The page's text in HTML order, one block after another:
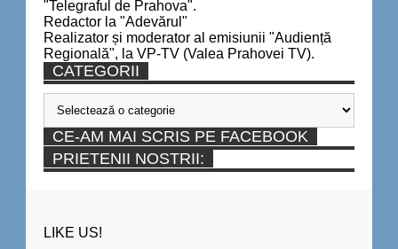
"Telegraful de Prahova".
Redactor la "Adevărul"
Realizator și moderator al emisiunii "Audiență
Regională", la VP-TV (Valea Prahovei TV).
CATEGORII
Categorii
CE-AM MAI SCRIS PE FACEBOOK
PRIETENII NOSTRII:
LIKE US!